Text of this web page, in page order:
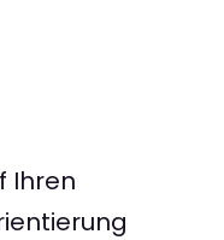
Ihren